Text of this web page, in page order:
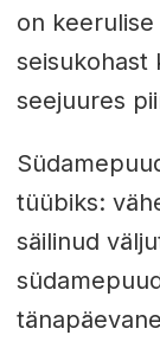
on keerulise
seisukohast
seejuures
tüübiks:
säilinud